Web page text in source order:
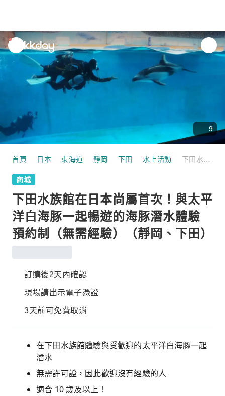
unread
notifications
9
首頁 日本 東海道 靜岡 下田 水上活動
商城
下田水族館在日本尚屬首次！與太平
洋白海豚一起暢遊的海豚潛水體驗
預約制（無需經驗）（靜岡、下田）
訂購後2天內確認
現場請出示電子憑證
3天前可免費取消
在下田水族館體驗與受歡迎的太平洋白海豚一起
潛水
無需許可證，因此歡迎沒有經驗的人
適合 10 歲及以上！